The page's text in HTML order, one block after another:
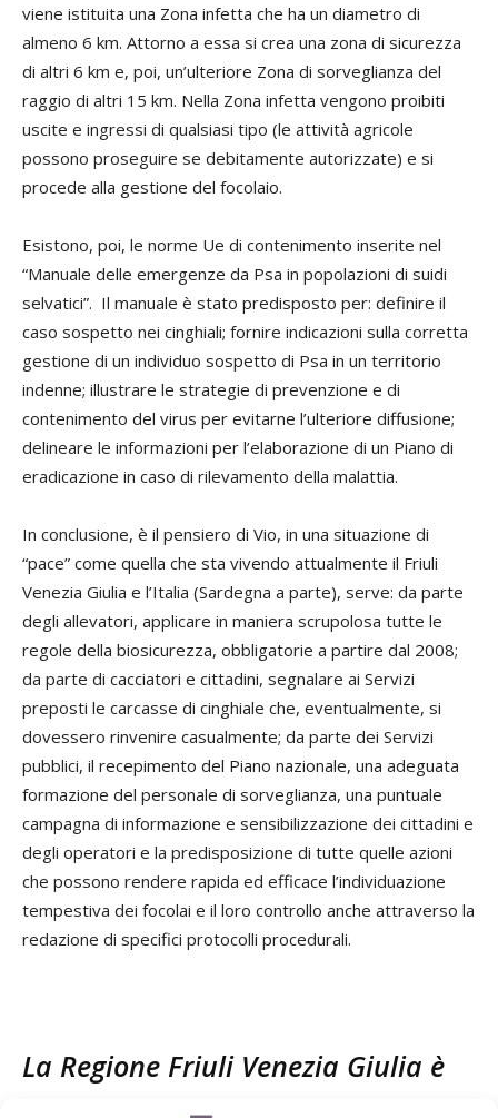
viene istituita una Zona infetta che ha un diametro di
almeno 6 km. Attorno a essa si crea una zona di sicurezza
di altri 6 km e, poi, un’ulteriore Zona di sorveglianza del
raggio di altri 15 km. Nella Zona infetta vengono proibiti
uscite e ingressi di qualsiasi tipo (le attività agricole
possono proseguire se debitamente autorizzate) e si
procede alla gestione del focolaio.
Esistono, poi, le norme Ue di contenimento inserite nel
“Manuale delle emergenze da Psa in popolazioni di suidi
selvatici”. Il manuale è stato predisposto per: definire il
caso sospetto nei cinghiali; fornire indicazioni sulla corretta
gestione di un individuo sospetto di Psa in un territorio
indenne; illustrare le strategie di prevenzione e di
contenimento del virus per evitarne l’ulteriore diffusione;
delineare le informazioni per l’elaborazione di un Piano di
eradicazione in caso di rilevamento della malattia.
In conclusione, è il pensiero di Vio, in una situazione di
“pace” come quella che sta vivendo attualmente il Friuli
Venezia Giulia e l’Italia (Sardegna a parte), serve: da parte
degli allevatori, applicare in maniera scrupolosa tutte le
regole della biosicurezza, obbligatorie a partire dal 2008;
da parte di cacciatori e cittadini, segnalare ai Servizi
preposti le carcasse di cinghiale che, eventualmente, si
dovessero rinvenire casualmente; da parte dei Servizi
pubblici, il recepimento del Piano nazionale, una adeguata
formazione del personale di sorveglianza, una puntuale
campagna di informazione e sensibilizzazione dei cittadini e
degli operatori e la predisposizione di tutte quelle azioni
che possono rendere rapida ed efficace l’individuazione
tempestiva dei focolai e il loro controllo anche attraverso la
redazione di specifici protocolli procedurali.
La Regione Friuli Venezia Giulia è